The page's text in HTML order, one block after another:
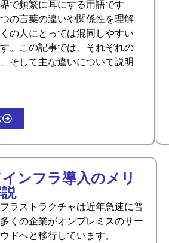
で頻繁に耳にする用語です
の言葉の違いや関係性を理解
の人にとっては混同しやすい
。この記事では、それぞれの
そして主な違いについて説明
ンフラ導入のメリ
ラストラクチャは近年急速に普
くの企業がオンプレミスのサー
ドへと移行しています。